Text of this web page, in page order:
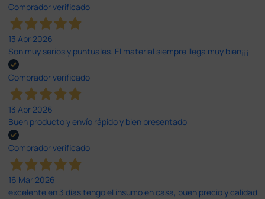
Comprador verificado
13 Abr 2026
Son muy serios y puntuales. El material siempre llega muy bien¡¡¡
Comprador verificado
13 Abr 2026
Buen producto y envío rápido y bien presentado
Comprador verificado
16 Mar 2026
excelente en 3 días tengo el insumo en casa, buen precio y calidad